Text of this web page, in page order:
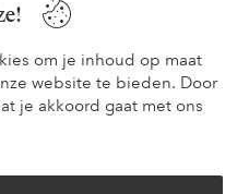
om je inhoud op maat
website te bieden. Door
je akkoord gaat met ons
onze betaalopties